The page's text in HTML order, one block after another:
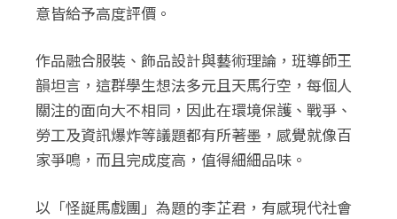
意皆給予高度評價。
作品融合服裝、飾品設計與藝術理論，班導師王
韻坦言，這群學生想法多元且天馬行空，每個人
關注的面向大不相同，因此在環境保護、戰爭、
勞工及資訊爆炸等議題都有所著墨，感覺就像百
家爭鳴，而且完成度高，值得細細品味。
以「怪誕馬戲團」為題的李芷君，有感現代社會